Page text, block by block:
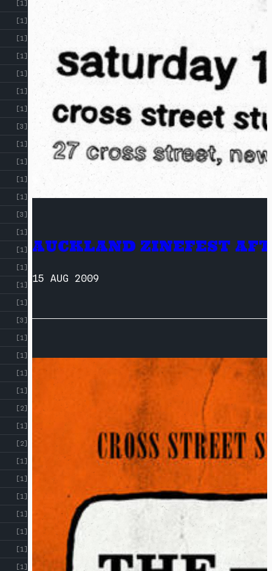
[1]
[1]
[1]
[1]
[1]
[1]
[1]
[3]
[1]
[1]
[1]
[1]
[3]
[1]
[1]
[1]
[1]
[1]
[3]
[1]
[1]
[1]
[1]
[2]
[1]
[2]
[1]
[1]
[1]
[1]
[1]
[1]
[1]
AUCKLAND ZINEFEST
15 AUG 2009